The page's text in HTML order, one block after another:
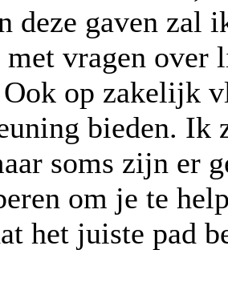
deze gaven zal
vragen over
op zakelijk
bieden.
soms zijn er
om je te
het juiste pad